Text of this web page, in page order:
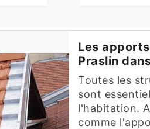
Les
Praslin
Toutes les
sont
l'habitation.
comme